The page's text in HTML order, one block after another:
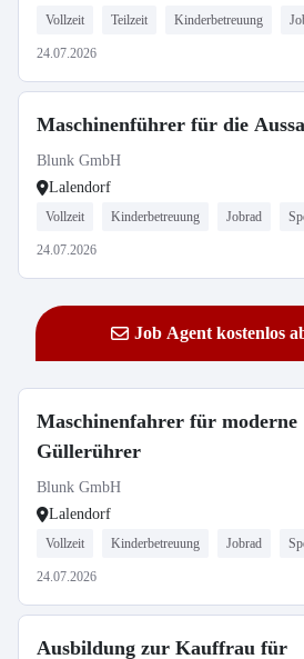
Vollzeit Teilzeit Kinderbetreuung
24.07.2026
Maschinenführer für die
Blunk GmbH
Lalendorf
Vollzeit Kinderbetreuung Jobrad
24.07.2026
Job Agent kostenlos
Maschinenfahrer für moderne
Güllerührer
Blunk GmbH
Lalendorf
Vollzeit Kinderbetreuung Jobrad
24.07.2026
Ausbildung zur Kauffrau für